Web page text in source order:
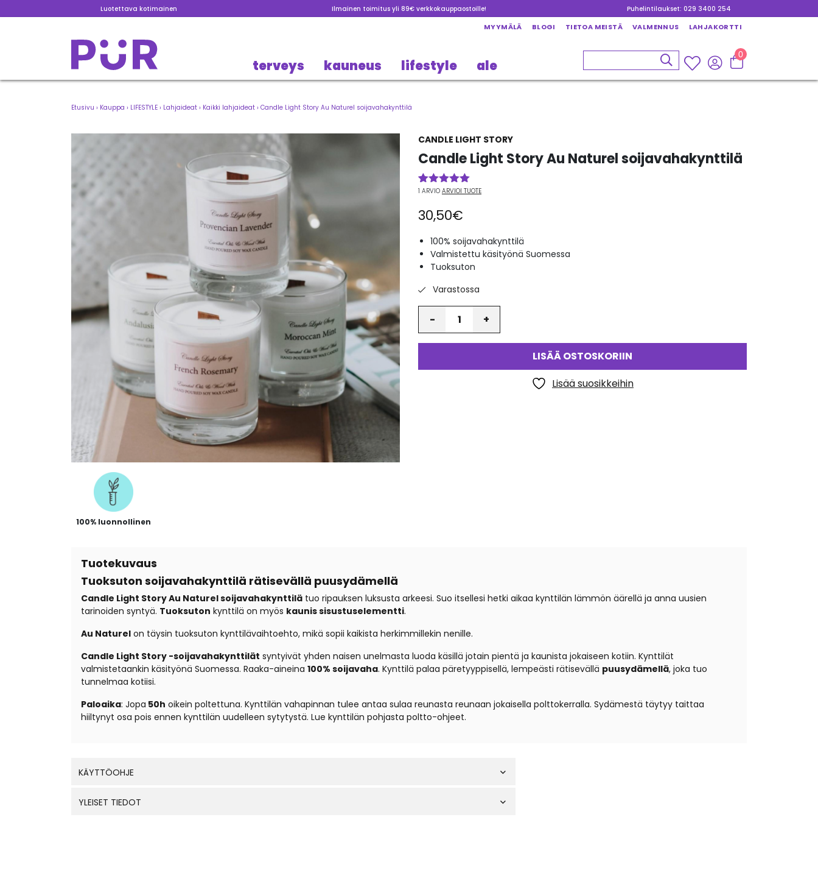
Luotettava kotimainen Ilmainen toimitus yli 89€ verkkokauppaostoille! Puhelintilaukset: 029 3400 254
MYYMÄLÄ BLOGI TIETOA MEISTÄ VALMENNUS LAHJAKORTTI
terveys kauneus lifestyle ale
0
Etusivu › Kauppa › LIFESTYLE › Lahjaideat › Kaikki lahjaideat › Candle Light Story Au Naturel soijavahakynttilä
CANDLE LIGHT STORY
Candle Light Story Au Naturel soijavahakynttilä
Arvio5.00
perustuen
1
asiakkaan
1 ARVIO ARVIOI TUOTE
30,50€
100% soijavahakynttilä
Valmistettu käsityönä Suomessa
Tuoksuton
Varastossa
LISÄÄ OSTOSKORIIN
Lisää suosikkeihin
100% luonnollinen
Tuotekuvaus
Tuoksuton soijavahakynttilä rätisevällä puusydämellä
Candle Light Story Au Naturel soijavahakynttilä tuo ripauksen luksusta arkeesi. Suo itsellesi hetki aikaa kynttilän lämmön äärellä ja anna uusien
tarinoiden syntyä. Tuoksuton kynttilä on myös kaunis sisustuselementti.
Au Naturel on täysin tuoksuton kynttilävaihtoehto, mikä sopii kaikista herkimmillekin nenille.
Candle Light Story -soijavahakynttilät syntyivät yhden naisen unelmasta luoda käsillä jotain pientä ja kaunista jokaiseen kotiin. Kynttilät
valmistetaankin käsityönä Suomessa. Raaka-aineina 100% soijavaha. Kynttilä palaa päretyyppisellä, lempeästi rätisevällä puusydämellä, joka tuo
tunnelmaa kotiisi.
Paloaika: Jopa 50h oikein poltettuna. Kynttilän vahapinnan tulee antaa sulaa reunasta reunaan jokaisella polttokerralla. Sydämestä täytyy taittaa
hiiltynyt osa pois ennen kynttilän uudelleen sytytystä. Lue kynttilän pohjasta poltto-ohjeet.
KÄYTTÖOHJE
YLEISET TIEDOT